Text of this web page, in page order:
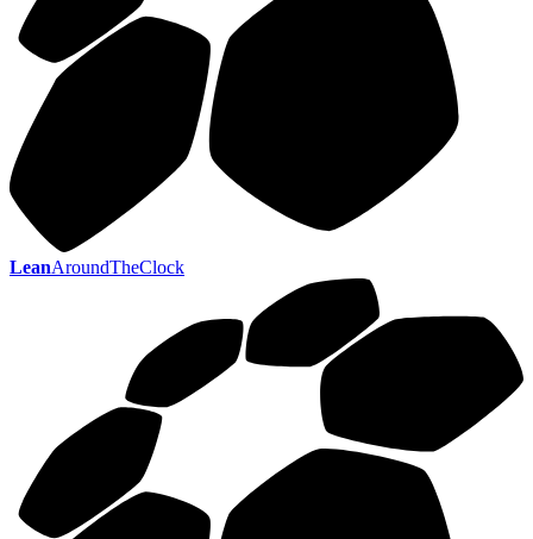
LeanAroundTheClock